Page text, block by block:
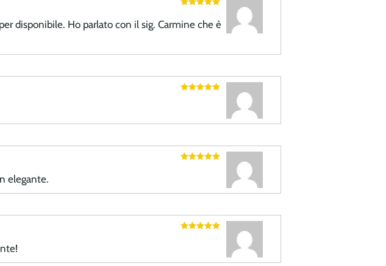
disponibile. Ho parlato con il sig. Carmine che è
elegante.